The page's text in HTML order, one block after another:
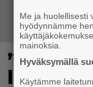
Me ja huolellisesti
hyödynnämme
mainoksia.
Hyväksymällä
Käytämme